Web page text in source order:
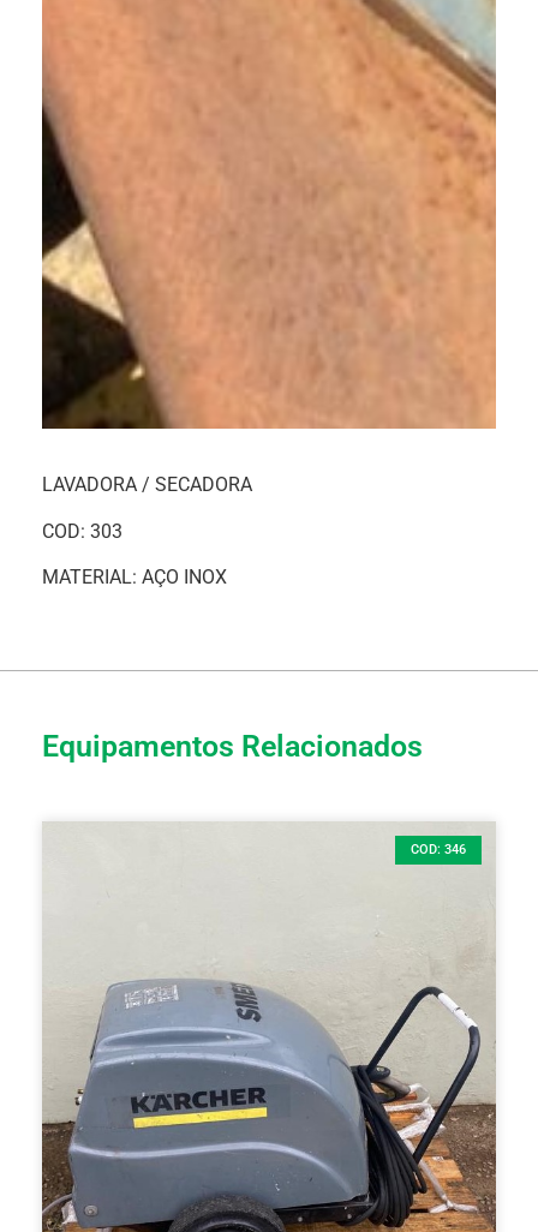
LAVADORA / SECADORA
COD: 303
MATERIAL: AÇO INOX
Equipamentos Relacionados
COD: 346